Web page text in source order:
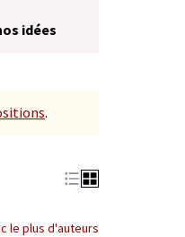
idées
.
le plus d'auteurs